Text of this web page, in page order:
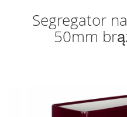
Segregator
50mm